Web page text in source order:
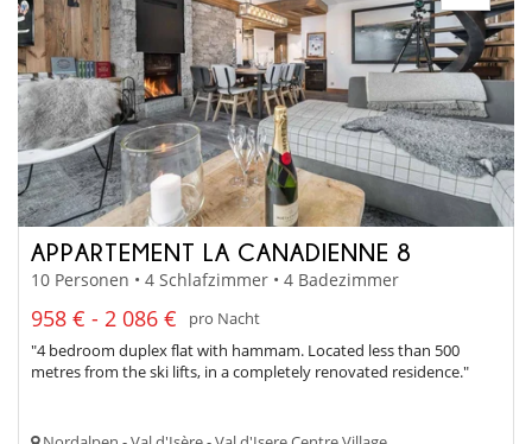
APPARTEMENT LA CANADIENNE 8
10 Personen • 4 Schlafzimmer • 4 Badezimmer
958 € - 2 086 €
pro Nacht
"4 bedroom duplex flat with hammam. Located less than 500
metres from the ski lifts, in a completely renovated residence."